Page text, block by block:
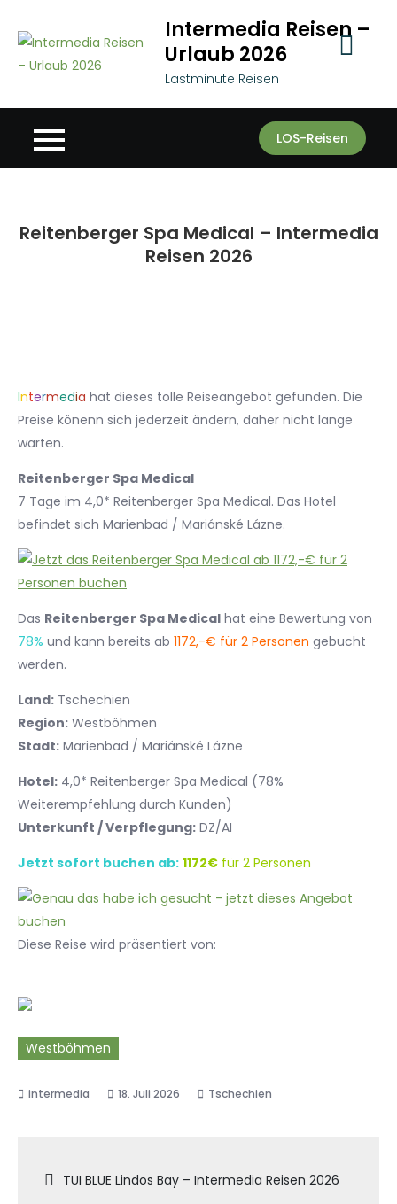
content
Intermedia Reisen –
Urlaub 2026
Lastminute Reisen
LOS-Reisen
Reitenberger Spa Medical – Intermedia
Reisen 2026
Intermedia hat dieses tolle Reiseangebot gefunden. Die
Preise könenn sich jederzeit ändern, daher nicht lange
warten.
Reitenberger Spa Medical
7 Tage im 4,0* Reitenberger Spa Medical. Das Hotel
befindet sich Marienbad / Mariánské Lázne.
Das Reitenberger Spa Medical hat eine Bewertung von
78% und kann bereits ab 1172,-€ für 2 Personen gebucht
werden.
Land: Tschechien
Region: Westböhmen
Stadt: Marienbad / Mariánské Lázne
Hotel: 4,0* Reitenberger Spa Medical (78%
Weiterempfehlung durch Kunden)
Unterkunft / Verpflegung: DZ/AI
Jetzt sofort buchen ab: 1172€ für 2 Personen
Diese Reise wird präsentiert von:
Westböhmen
18. Juli 2026 Tschechien
Beitragsnavigation
TUI BLUE Lindos Bay – Intermedia Reisen 2026